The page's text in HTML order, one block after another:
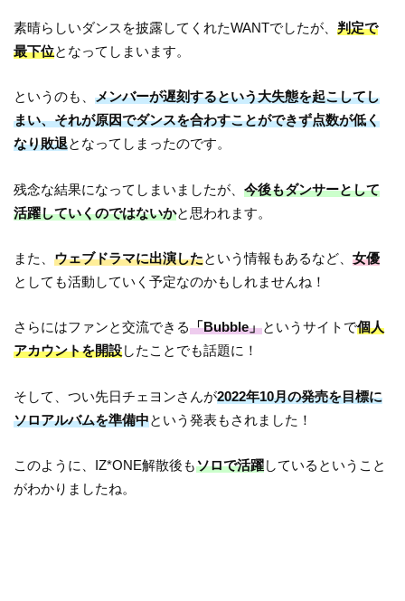
素晴らしいダンスを披露してくれたWANTでしたが、判定で
最下位となってしまいます。
というのも、メンバーが遅刻するという大失態を起こしてし
まい、それが原因でダンスを合わすことができず点数が低く
なり敗退となってしまったのです。
残念な結果になってしまいましたが、今後もダンサーとして
活躍していくのではないかと思われます。
また、ウェブドラマに出演したという情報もあるなど、女優
としても活動していく予定なのかもしれませんね！
さらにはファンと交流できる「Bubble」というサイトで個人
アカウントを開設したことでも話題に！
そして、つい先日チェヨンさんが2022年10月の発売を目標に
ソロアルバムを準備中という発表もされました！
このように、IZ*ONE解散後もソロで活躍しているということ
がわかりましたね。